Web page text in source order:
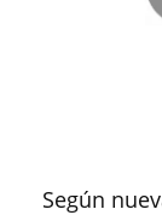
Según